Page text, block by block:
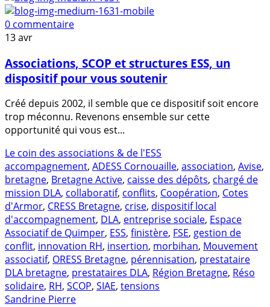
0 commentaire
13avr
Associations, SCOP et structures ESS, un
dispositif pour vous soutenir
Créé depuis 2002, il semble que ce dispositif soit encore
trop méconnu. Revenons ensemble sur cette
opportunité qui vous est...
Le coin des associations & de l'ESS
accompagnement, ADESS Cornouaille, association, Avise,
bretagne, Bretagne Active, caisse des dépôts, chargé de
mission DLA, collaboratif, conflits, Coopération, Cotes
d'Armor, CRESS Bretagne, crise, dispositif local
d'accompagnement, DLA, entreprise sociale, Espace
Associatif de Quimper, ESS, finistère, FSE, gestion de
conflit, innovation RH, insertion, morbihan, Mouvement
associatif, ORESS Bretagne, pérennisation, prestataire
DLA bretagne, prestataires DLA, Région Bretagne, Réso
solidaire, RH, SCOP, SIAE, tensions
Sandrine Pierre